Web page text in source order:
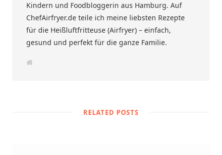
Kindern und Foodbloggerin aus Hamburg. Auf
ChefAirfryer.de teile ich meine liebsten Rezepte
für die Heißluftfritteuse (Airfryer) – einfach,
gesund und perfekt für die ganze Familie.
RELATED POSTS